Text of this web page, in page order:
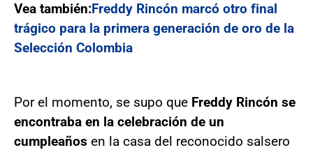
Vea también:Freddy Rincón marcó otro final
trágico para la primera generación de oro de la
Selección Colombia
Por el momento, se supo que Freddy Rincón se
encontraba en la celebración de un
cumpleaños en la casa del reconocido salsero